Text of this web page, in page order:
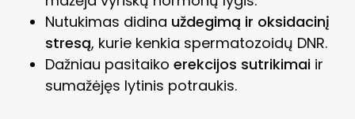
Nutukimas didina uždegimą ir oksidacinį
stresą, kurie kenkia spermatozoidų DNR.
Dažniau pasitaiko erekcijos sutrikimaiir
sumažėjęs lytinis potraukis.